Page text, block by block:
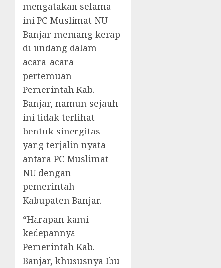
mengatakan selama
ini PC Muslimat NU
Banjar memang kerap
di undang dalam
acara-acara
pertemuan
Pemerintah Kab.
Banjar, namun sejauh
ini tidak terlihat
bentuk sinergitas
yang terjalin nyata
antara PC Muslimat
NU dengan
pemerintah
Kabupaten Banjar.
“Harapan kami
kedepannya
Pemerintah Kab.
Banjar, khususnya Ibu